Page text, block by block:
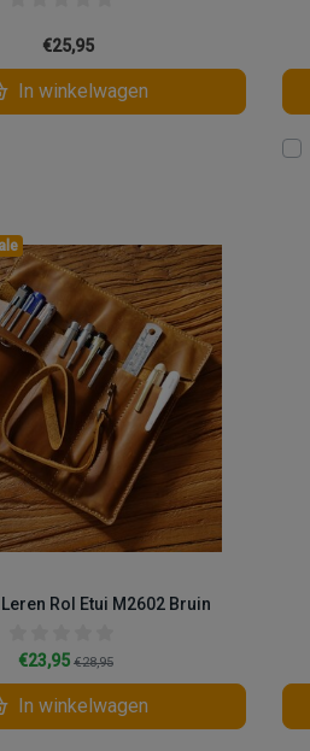
€25,95
In winkelwagen
Rol Etui M2602 Bruin
€23,95 €28,95
In winkelwagen